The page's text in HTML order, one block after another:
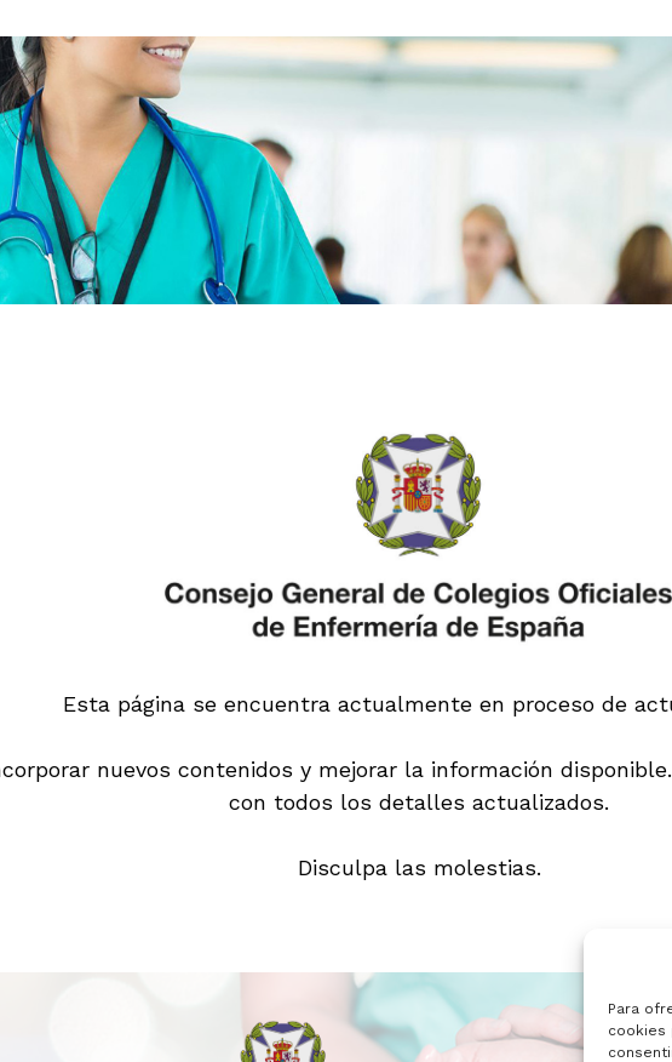
Para
cookies
Esta página se encuentra actualmente en proceso de
nuevos contenidos y mejorar la información
con todos los detalles actualizados.
Disculpa las molestias.